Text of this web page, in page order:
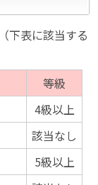
下表に該当する
等級
4級以上
該当なし
5級以上